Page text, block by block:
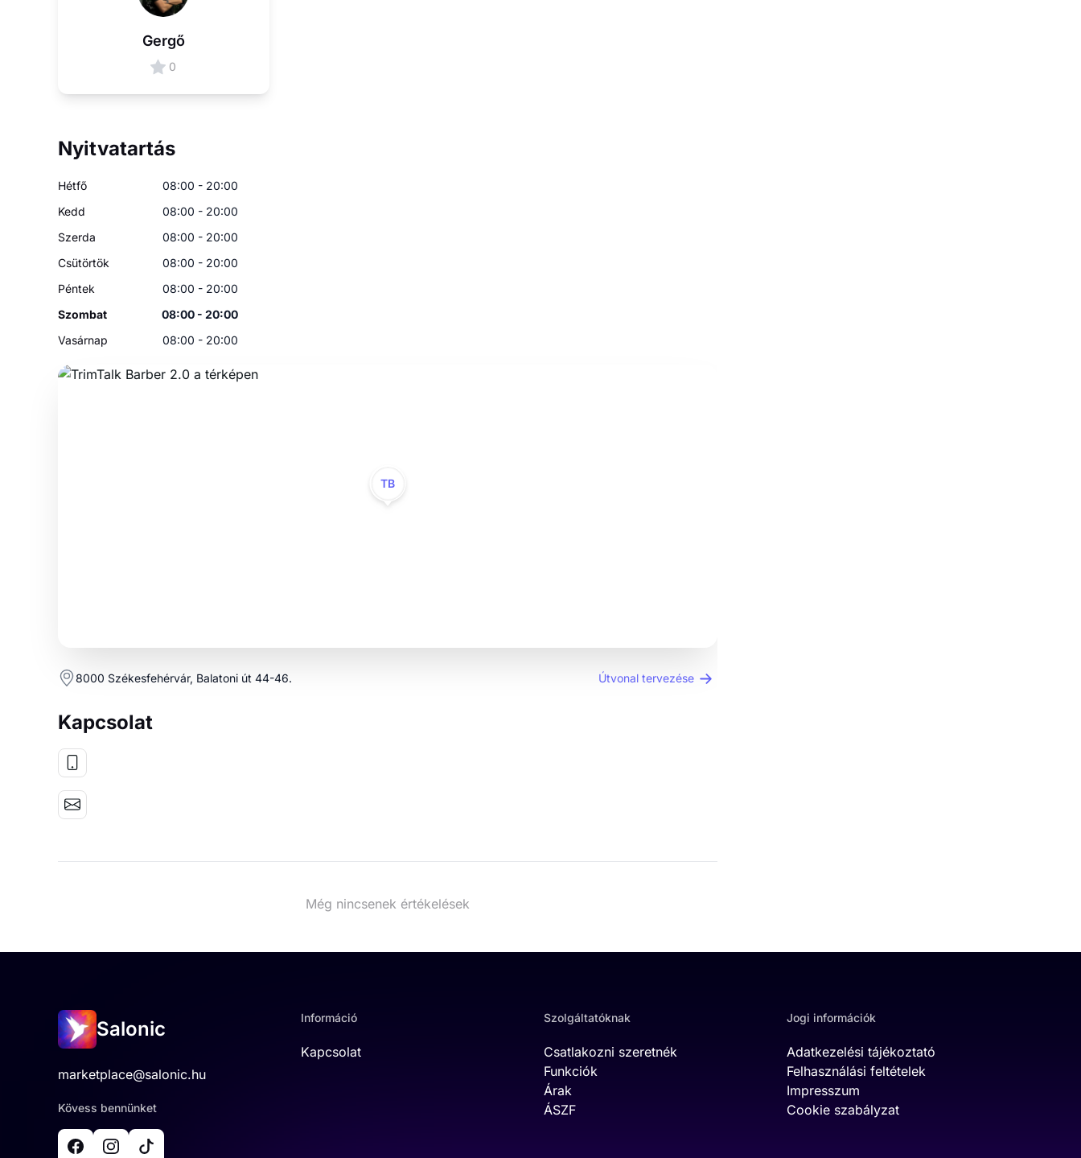
Gergő
0
Nyitvatartás
Hétfő
08:00 - 20:00
Kedd
08:00 - 20:00
Szerda
08:00 - 20:00
Csütörtök
08:00 - 20:00
Péntek
08:00 - 20:00
Szombat
08:00 - 20:00
Vasárnap
08:00 - 20:00
TB
8000 Székesfehérvár, Balatoni út 44-46. Útvonal tervezése
Kapcsolat
Még nincsenek értékelések
Salonic
marketplace@salonic.hu
Kövess bennünket
Információ
Kapcsolat
Szolgáltatóknak
Csatlakozni szeretnék
Funkciók
Árak
ÁSZF
Jogi információk
Adatkezelési tájékoztató
Felhasználási feltételek
Impresszum
Cookie szabályzat